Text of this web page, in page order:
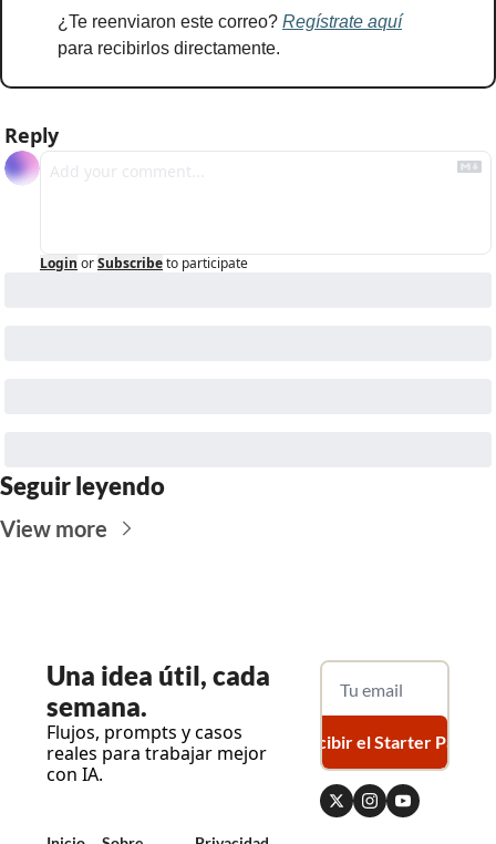
¿Te reenviaron este correo? Regístrate aquí
para recibirlos directamente.
Reply
Login orSubscribeto participate
Seguir leyendo
View more
Una idea útil, cada
semana.
Flujos, prompts y casos
reales para trabajar mejor
con IA.
Recibir el Starter Pack